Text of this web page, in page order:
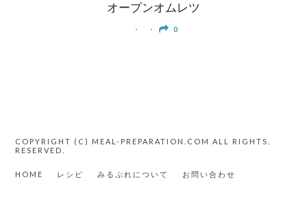
オープンオムレツ
0
COPYRIGHT (C) MEAL-PREPARATION.COM ALL RIGHTS.
RESERVED.
HOME レシピ みるぷれについて お問い合わせ